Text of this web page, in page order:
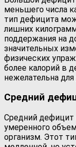
меньшего числа
тип дефицита
лишних
поддержания на
значительных
физических
более калорий в
нежелательна
Средний
Средний дефицит
умеренного
организм. Этот